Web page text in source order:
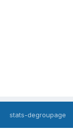
stats-degroupage